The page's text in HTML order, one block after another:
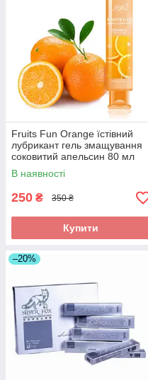
Fruits Fun Orange їстівний
лубрикант гель змащування
соковитий апельсин 80 мл
В наявності
250 ₴ 350 ₴
Купити
–20%